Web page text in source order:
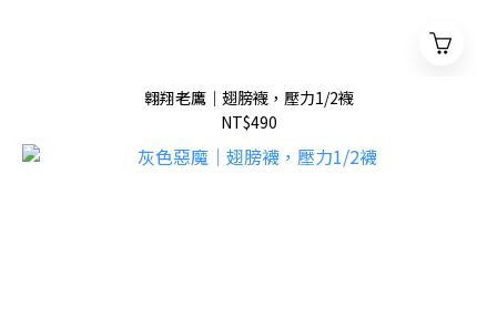
翱翔老鷹｜翅膀襪，壓力1/2襪
NT$490